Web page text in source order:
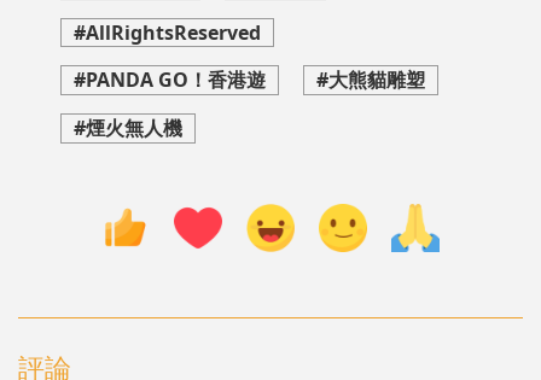
#AllRightsReserved
#PANDA GO！香港遊
#大熊貓雕塑
#煙火無人機
評論